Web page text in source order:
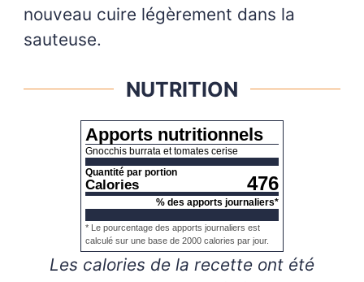
nouveau cuire légèrement dans la
sauteuse.
NUTRITION
Apports nutritionnels
Gnocchis burrata et tomates cerise
Quantité par portion
Calories 476
% des apports journaliers*
* Le pourcentage des apports journaliers est
calculé sur une base de 2000 calories par jour.
Les calories de la recette ont été